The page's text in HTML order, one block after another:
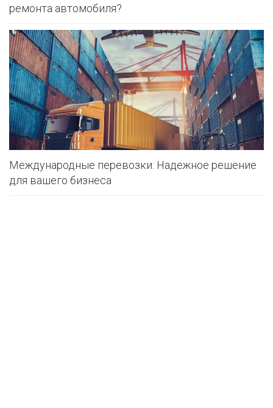
ремонта автомобиля?
Международные перевозки: Надежное решение
для вашего бизнеса